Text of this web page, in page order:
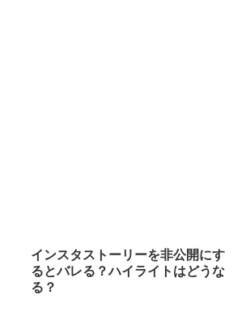
インスタストーリーを非公開にす
るとバレる？ハイライトはどうな
る？